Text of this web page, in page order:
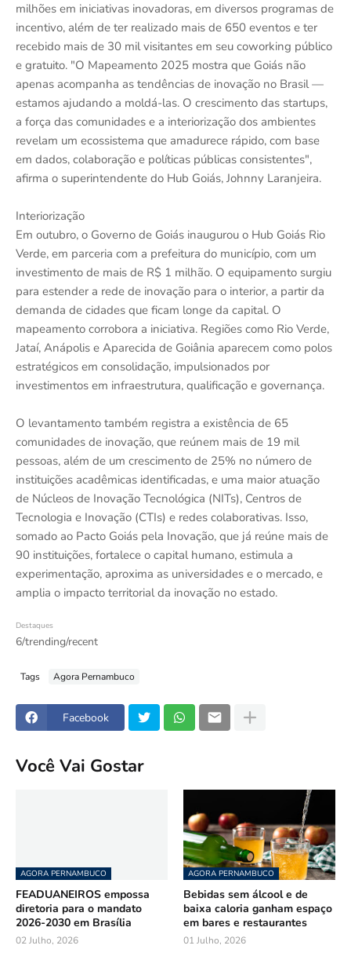
milhões em iniciativas inovadoras, em diversos programas de
incentivo, além de ter realizado mais de 650 eventos e ter
recebido mais de 30 mil visitantes em seu coworking público
e gratuito. "O Mapeamento 2025 mostra que Goiás não
apenas acompanha as tendências de inovação no Brasil —
estamos ajudando a moldá-las. O crescimento das startups,
a força das comunidades e a interiorização dos ambientes
revelam um ecossistema que amadurece rápido, com base
em dados, colaboração e políticas públicas consistentes",
afirma o superintendente do Hub Goiás, Johnny Laranjeira.
Interiorização
Em outubro, o Governo de Goiás inaugurou o Hub Goiás Rio
Verde, em parceria com a prefeitura do município, com um
investimento de mais de R$ 1 milhão. O equipamento surgiu
para estender a rede de inovação para o interior, a partir da
demanda de cidades que ficam longe da capital. O
mapeamento corrobora a iniciativa. Regiões como Rio Verde,
Jataí, Anápolis e Aparecida de Goiânia aparecem como polos
estratégicos em consolidação, impulsionados por
investimentos em infraestrutura, qualificação e governança.
O levantamento também registra a existência de 65
comunidades de inovação, que reúnem mais de 19 mil
pessoas, além de um crescimento de 25% no número de
instituições acadêmicas identificadas, e uma maior atuação
de Núcleos de Inovação Tecnológica (NITs), Centros de
Tecnologia e Inovação (CTIs) e redes colaborativas. Isso,
somado ao Pacto Goiás pela Inovação, que já reúne mais de
90 instituições, fortalece o capital humano, estimula a
experimentação, aproxima as universidades e o mercado, e
amplia o impacto territorial da inovação no estado.
Destaques
6/trending/recent
Tags Agora Pernambuco
Facebook
Você Vai Gostar
AGORA PERNAMBUCO
FEADUANEIROS empossa
diretoria para o mandato
2026-2030 em Brasília
02 Julho, 2026
AGORA PERNAMBUCO
Bebidas sem álcool e de
baixa caloria ganham espaço
em bares e restaurantes
01 Julho, 2026